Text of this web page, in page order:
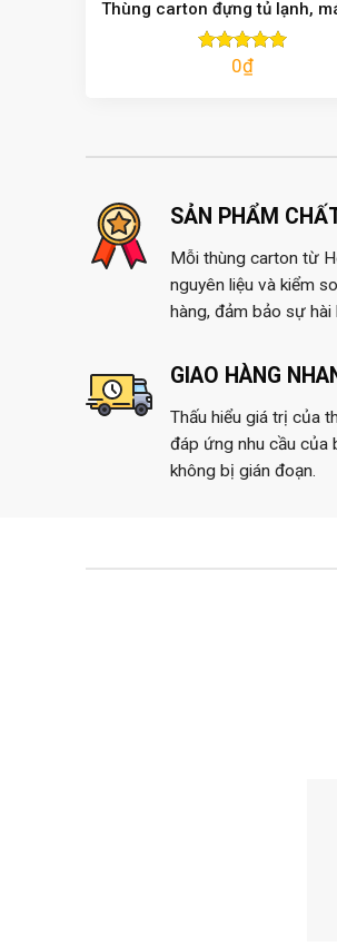
Thùng carton đựng tủ lạnh,
Được xếp
0₫
SẢN PHẨM
Mỗi thùng carton từ
nguyên liệu và kiểm
hàng, đảm bảo sự hài
GIAO HÀNG
Thấu hiểu giá trị của
đáp ứng nhu cầu của
không bị gián đoạn.